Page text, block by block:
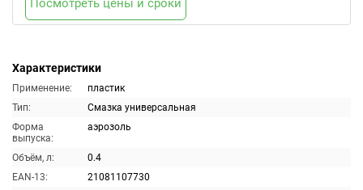
Характеристики
Применение:
пластик
Тип:
Смазка универсальная
Форма
выпуска:
аэрозоль
Объём, л:
0.4
EAN-13:
21081107730
Посмотреть цены и сроки